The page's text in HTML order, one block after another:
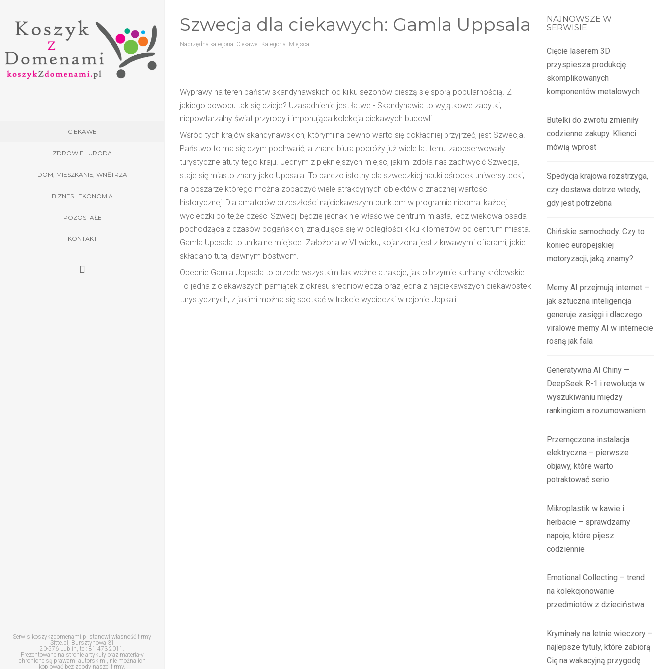
CIEKAWE
ZDROWIE I URODA
DOM, MIESZKANIE, WNĘTRZA
BIZNES I EKONOMIA
POZOSTAŁE
KONTAKT
Szwecja dla ciekawych: Gamla Uppsala
Nadrzędna kategoria: Ciekawe Kategoria: Miejsca
Wyprawy na teren państw skandynawskich od kilku sezonów cieszą się sporą popularnością. Z
jakiego powodu tak się dzieje? Uzasadnienie jest łatwe - Skandynawia to wyjątkowe zabytki,
niepowtarzalny świat przyrody i imponująca kolekcja ciekawych budowli.
Wśród tych krajów skandynawskich, którymi na pewno warto się dokładniej przyjrzeć, jest Szwecja.
Państwo to ma się czym pochwalić, a znane biura podróży już wiele lat temu zaobserwowały
turystyczne atuty tego kraju. Jednym z piękniejszych miejsc, jakimi zdoła nas zachwycić Szwecja,
staje się miasto znany jako Uppsala. To bardzo istotny dla szwedzkiej nauki ośrodek uniwersytecki,
na obszarze którego można zobaczyć wiele atrakcyjnych obiektów o znacznej wartości
historycznej. Dla amatorów przeszłości najciekawszym punktem w programie nieomal każdej
wycieczki po tejże części Szwecji będzie jednak nie właściwe centrum miasta, lecz wiekowa osada
pochodząca z czasów pogańskich, znajdująca się w odległości kilku kilometrów od centrum miasta.
Gamla Uppsala to unikalne miejsce. Założona w VI wieku, kojarzona jest z krwawymi ofiarami, jakie
składano tutaj dawnym bóstwom.
Obecnie Gamla Uppsala to przede wszystkim tak ważne atrakcje, jak olbrzymie kurhany królewskie.
To jedna z ciekawszych pamiątek z okresu średniowiecza oraz jedna z najciekawszych ciekawostek
turystycznych, z jakimi można się spotkać w trakcie wycieczki w rejonie Uppsali.
NAJNOWSZE W
SERWISIE
Cięcie laserem 3D
przyspiesza produkcję
skomplikowanych
komponentów metalowych
Butelki do zwrotu zmieniły
codzienne zakupy. Klienci
mówią wprost
Spedycja krajowa rozstrzyga,
czy dostawa dotrze wtedy,
gdy jest potrzebna
Chińskie samochody. Czy to
koniec europejskiej
motoryzacji, jaką znamy?
Memy AI przejmują internet –
jak sztuczna inteligencja
generuje zasięgi i dlaczego
viralowe memy AI w internecie
rosną jak fala
Generatywna AI Chiny —
DeepSeek R-1 i rewolucja w
wyszukiwaniu między
rankingiem a rozumowaniem
Przemęczona instalacja
elektryczna – pierwsze
objawy, które warto
potraktować serio
Mikroplastik w kawie i
herbacie – sprawdzamy
napoje, które pijesz
codziennie
Emotional Collecting – trend
na kolekcjonowanie
przedmiotów z dzieciństwa
Kryminały na letnie wieczory –
najlepsze tytuły, które zabiorą
Cię na wakacyjną przygodę
Serwis koszykzdomenami.pl stanowi własność firmy
Sitte.pl, Bursztynowa 31
20-576 Lublin, tel: 81 473 2011.
Prezentowane na stronie artykuły oraz materiały
chronione są prawami autorskimi, nie można ich
kopiować bez zgody naszej firmy.